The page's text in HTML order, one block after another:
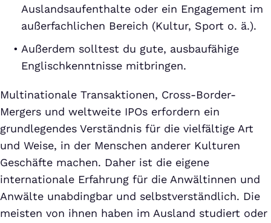
Auslandsaufenthalte oder ein Engagement im
außerfachlichen Bereich (Kultur, Sport o. ä.).
Außerdem solltest du gute, ausbaufähige
Englischkenntnisse mitbringen.
Multinationale Transaktionen, Cross-Border-
Mergers und weltweite IPOs erfordern ein
grundlegendes Verständnis für die vielfältige Art
und Weise, in der Menschen anderer Kulturen
Geschäfte machen. Daher ist die eigene
internationale Erfahrung für die Anwältinnen und
Anwälte unabdingbar und selbstverständlich. Die
meisten von ihnen haben im Ausland studiert oder